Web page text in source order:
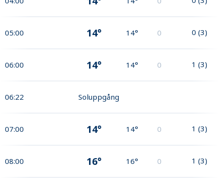
05:00 14° 14° 0 0 (3)
06:00 14° 14° 0 1 (3)
06:22 Soluppgång
07:00 14° 14° 0 1 (3)
08:00 16° 16° 0 1 (3)